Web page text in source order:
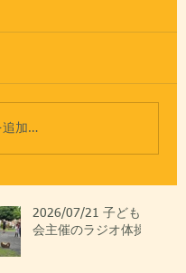
追加…
2026/07/21 子ども
会主催のラジオ体操